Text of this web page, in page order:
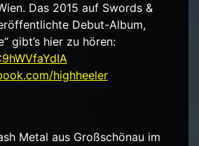
Das 2015 auf Swords &
Debut-Album,
gibt’s hier zu hören:
highheeler
Metal aus Großschönau im